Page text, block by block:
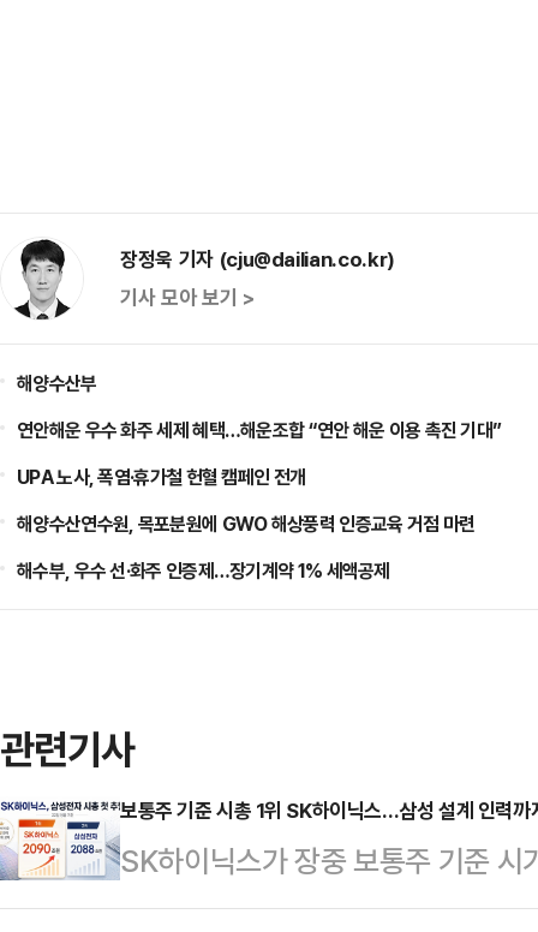
장정욱 기자 (cju@dailian.co.kr)
기사 모아 보기 >
해양수산부
연안해운 우수 화주 세제 혜택…해운조합 “연안 해운 이용 촉진 기대”
UPA 노사, 폭염·휴가철 헌혈 캠페인 전개
해양수산연수원, 목포분원에 GWO 해상풍력 인증교육 거점 마련
해수부, 우수 선·화주 인증제…장기계약 1% 세액공제
관련기사
보통주 기준 시총 1위 SK하이닉스…삼성 설계 인력까
SK하이닉스가 장중 보통주 기준
대장주 경쟁을 뒤흔든 가운데, 반도